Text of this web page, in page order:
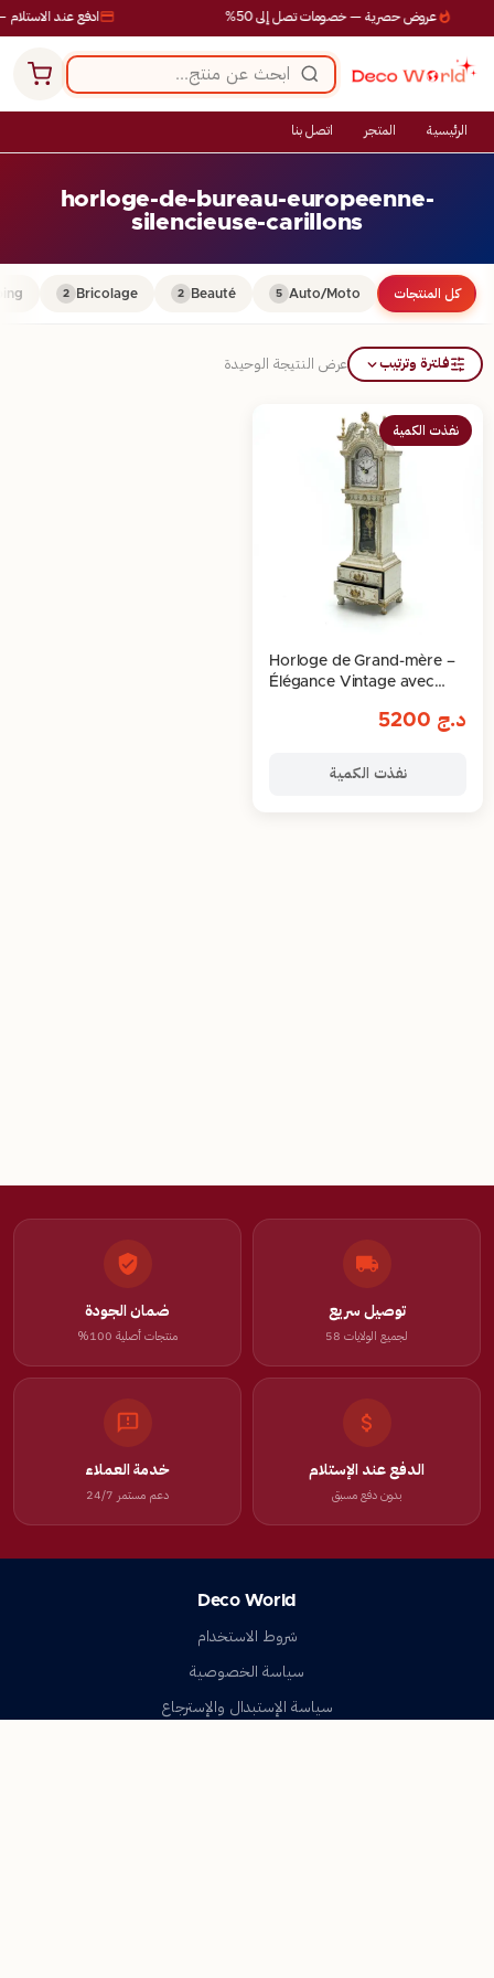
ادفع عند الاستلام عروض حصرية — خصومات تصل إلى 50%
الرئيسية المتجر اتصل بنا
horloge-de-bureau-europeenne-
silencieuse-carillons
كل المنتجات Auto/Moto
5
Beauté
2
Bricolage
2
فلترة وترتيب عرض النتيجة الوحيدة
نفذت الكمية
Horloge de Grand-mère –
Élégance Vintage avec
د.ج
نفذت الكمية
توصيل سريع
لجميع الولايات 58
ضمان الجودة
منتجات أصلية 100%
الدفع عند الإستلام
بدون دفع مسبق
خدمة العملاء
دعم مستمر 24/7
Deco World
شروط الاستخدام
سياسة الخصوصية
سياسة الإستبدال والإسترجاع